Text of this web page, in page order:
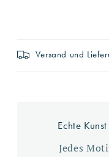
Versand und
Echte
Jedes